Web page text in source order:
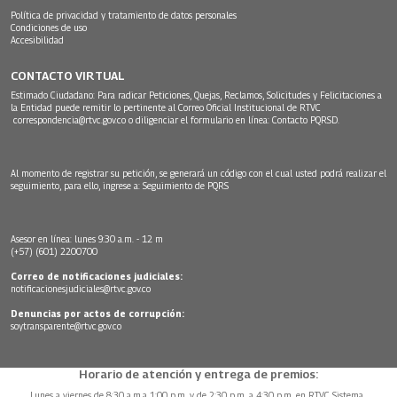
Política de privacidad y tratamiento de datos personales
Condiciones de uso
Accesibilidad
CONTACTO VIRTUAL
Estimado Ciudadano: Para radicar Peticiones, Quejas, Reclamos, Solicitudes y Felicitaciones a
la Entidad puede remitir lo pertinente al Correo Oficial Institucional de RTVC
correspondencia@rtvc.gov.co o diligenciar el formulario en línea: Contacto PQRSD.
Al momento de registrar su petición, se generará un código con el cual usted podrá realizar el
seguimiento, para ello, ingrese a: Seguimiento de PQRS
Asesor en línea: lunes 9:30 a.m. - 12 m
(+57) (601) 2200700
Correo de notificaciones judiciales:
notificacionesjudiciales@rtvc.gov.co
Denuncias por actos de corrupción:
soytransparente@rtvc.gov.co
Horario de atención y entrega de premios: